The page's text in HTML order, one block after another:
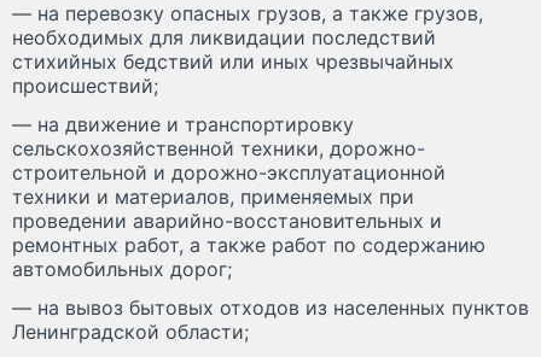
— на перевозку опасных грузов, а также грузов,
необходимых для ликвидации последствий
стихийных бедствий или иных чрезвычайных
происшествий;
— на движение и транспортировку
сельскохозяйственной техники, дорожно-
строительной и дорожно-эксплуатационной
техники и материалов, применяемых при
проведении аварийно-восстановительных и
ремонтных работ, а также работ по содержанию
автомобильных дорог;
— на вывоз бытовых отходов из населенных пунктов
Ленинградской области;